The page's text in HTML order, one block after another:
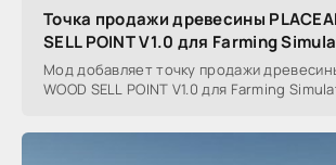
Точка продажи древесины
SELL POINT V1.0 для Farming
Мод добавляет точку продажи
WOOD SELL POINT V1.0 для Farming